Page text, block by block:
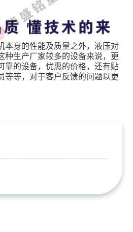
本身的性能及质量之外，液压对
种生产厂家较多的设备来说，更
靠的设备，优惠的价格，还有贴
等等，对于客户反馈的问题以更